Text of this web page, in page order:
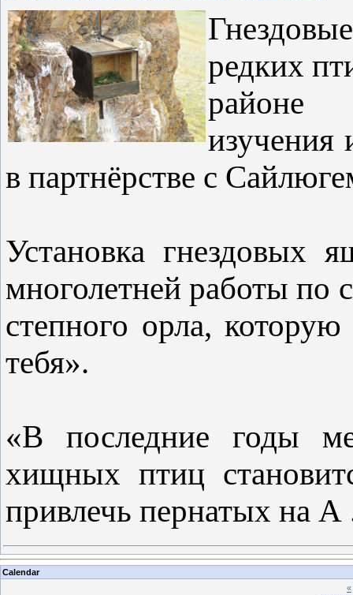
редких
районе
в партнёрстве с
Установка гнездовых
многолетней работы по
степного орла,
тебя».
«В последние годы
хищных птиц
привлечь пернатых на А
Calendar
«